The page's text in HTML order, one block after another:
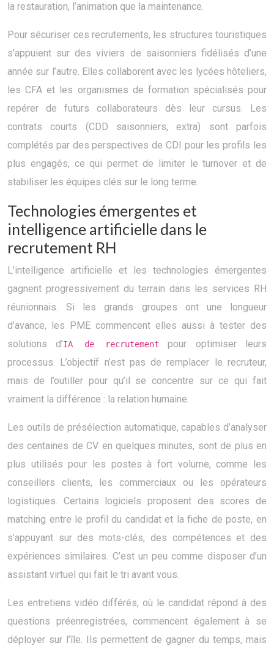
la restauration, l’animation que la maintenance.
Pour sécuriser ces recrutements, les structures touristiques
s’appuient sur des viviers de saisonniers fidélisés d’une
année sur l’autre. Elles collaborent avec les lycées hôteliers,
les CFA et les organismes de formation spécialisés pour
repérer de futurs collaborateurs dès leur cursus. Les
contrats courts (CDD saisonniers, extra) sont parfois
complétés par des perspectives de CDI pour les profils les
plus engagés, ce qui permet de limiter le turnover et de
stabiliser les équipes clés sur le long terme.
Technologies émergentes et
intelligence artificielle dans le
recrutement RH
L’intelligence artificielle et les technologies émergentes
gagnent progressivement du terrain dans les services RH
réunionnais. Si les grands groupes ont une longueur
d’avance, les PME commencent elles aussi à tester des
solutions d’IA de recrutement
pour optimiser leurs
processus. L’objectif n’est pas de remplacer le recruteur,
mais de l’outiller pour qu’il se concentre sur ce qui fait
vraiment la différence : la relation humaine.
Les outils de présélection automatique, capables d’analyser
des centaines de CV en quelques minutes, sont de plus en
plus utilisés pour les postes à fort volume, comme les
conseillers clients, les commerciaux ou les opérateurs
logistiques. Certains logiciels proposent des scores de
matching entre le profil du candidat et la fiche de poste, en
s’appuyant sur des mots-clés, des compétences et des
expériences similaires. C’est un peu comme disposer d’un
assistant virtuel qui fait le tri avant vous.
Les entretiens vidéo différés, où le candidat répond à des
questions préenregistrées, commencent également à se
déployer sur l’île. Ils permettent de gagner du temps, mais